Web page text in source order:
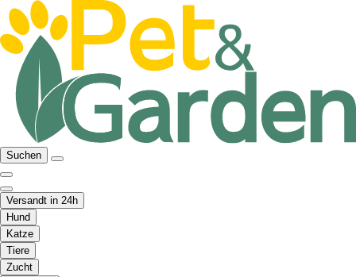
Suchen
Versandt in 24h
Hund
Katze
Tiere
Zucht